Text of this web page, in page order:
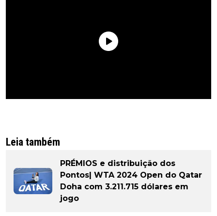
Leia também
PRÉMIOS e distribuição dos
Pontos| WTA 2024 Open do Qatar
Doha com 3.211.715 dólares em
jogo